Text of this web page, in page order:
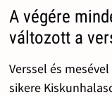
A végére
változott a
Verssel és
sikere